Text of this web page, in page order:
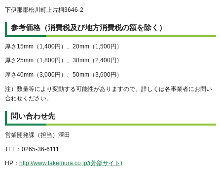
下伊那郡松川町上片桐3646-2
参考価格（消費税及び地方消費税の額を除く）
厚さ15mm（1,400円）、20mm（1,500円）
厚さ25mm（1,800円）、30mm（2,400円）
厚さ40mm（3,000円）、50mm（3,600円）
注）数量等により変動する可能性がありますので、詳しくは各事業者にお問い
合わせください。
問い合わせ先
営業開発課（担当）澤田
TEL：0265-36-6111
HP： http://www.takemura.co.jp/(外部サイト)